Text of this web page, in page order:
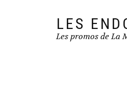
LES
Les promos de La